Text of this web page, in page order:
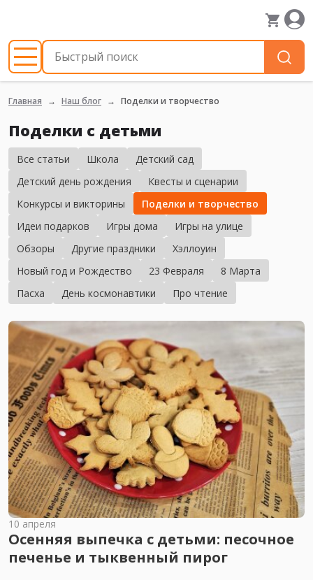
Главная Наш блог Поделки и творчество
Поделки с детьми
Все статьи Школа
Детский сад
Детский день рождения
Квесты и сценарии
Конкурсы и викторины
Поделки и творчество
Идеи подарков
Игры дома
Игры на улице
Обзоры
Другие праздники
Хэллоуин
Новый год и Рождество
23 Февраля
8 Марта
Пасха
День космонавтики Про чтение
10 апреля
Осенняя выпечка с детьми: песочное
печенье и тыквенный пирог